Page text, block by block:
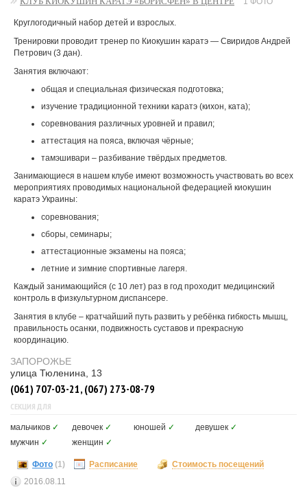
Круглогодичный набор детей и взрослых.
Тренировки проводит тренер по Киокушин каратэ — Свиридов Андрей
Петрович (3 дан).
Занятия включают:
общая и специальная физическая подготовка;
изучение традиционной техники каратэ (кихон, ката);
соревнования различных уровней и правил;
аттестация на пояса, включая чёрные;
тамэшивари – разбивание твёрдых предметов.
Занимающиеся в нашем клубе имеют возможность участвовать во всех
мероприятиях проводимых национальной федерацией киокушин
каратэ Украины:
соревнования;
сборы, семинары;
аттестационные экзамены на пояса;
летние и зимние спортивные лагеря.
Каждый занимающийся (с 10 лет) раз в год проходит медицинский
контроль в физкультурном диспансере.
Занятия в клубе – кратчайший путь развить у ребёнка гибкость мышц,
правильность осанки, подвижность суставов и прекрасную
координацию.
ЗАПОРОЖЬЕ
улица Тюленина, 13
(061) 707-03-21, (067) 273-08-79
СЕКЦИЯ ДЛЯ
мальчиков ✓ девочек ✓ юношей ✓ девушек ✓
мужчин ✓ женщин ✓
Фото (1) Расписание
Стоимость посещений
2016.08.11